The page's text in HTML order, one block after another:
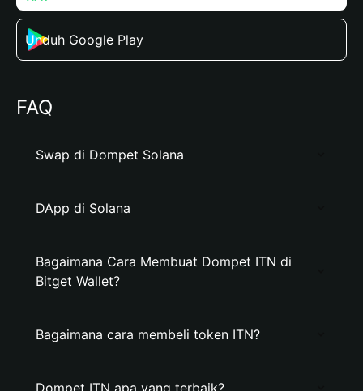
Unduh Google Play
FAQ
Swap di Dompet Solana
DApp di Solana
Bagaimana Cara Membuat Dompet ITN di
Bitget Wallet?
Bagaimana cara membeli token ITN?
Dompet ITN apa yang terbaik?